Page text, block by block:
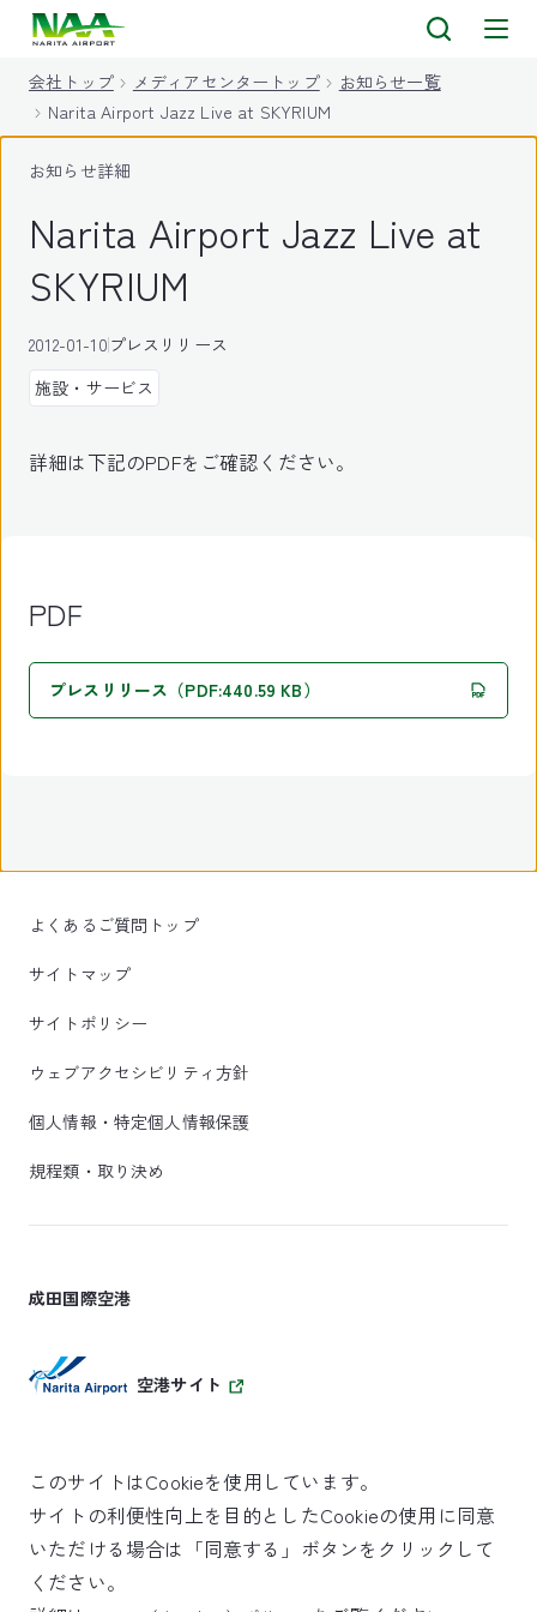
会社トップ メディアセンタートップ
お知らせ一覧
Narita Airport Jazz Live at SKYRIUM
お知らせ詳細
Narita Airport Jazz Live at
SKYRIUM
2012-01-10プレスリリース
施設・サービス
詳細は下記のPDFをご確認ください。
PDF
プレスリリース（PDF:440.59 KB）
よくあるご質問トップ
サイトマップ
サイトポリシー
ウェブアクセシビリティ方針
個人情報・特定個人情報保護
規程類・取り決め
成田国際空港
空港サイト
SKYTRAX
5スターエアポート
このサイトはCookieを使用しています。
サイトの利便性向上を目的としたCookieの使用に同意
いただける場合は「同意する」ボタンをクリックして
ください。